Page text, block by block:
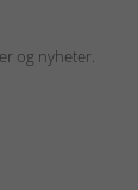
og nyheter.